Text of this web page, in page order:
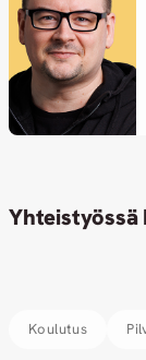
Koulutus